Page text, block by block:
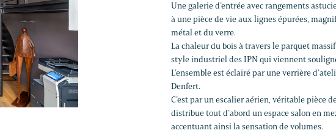
Une galerie d’entrée avec rangements
à une pièce de vie aux lignes épurées,
métal et du verre.
La chaleur du bois à travers le parquet
style industriel des IPN qui viennent
L’ensemble est éclairé par une verrière
Denfert.
C’est par un escalier aérien, véritable pièce
distribue tout d’abord un espace salon en
accentuant ainsi la sensation de volumes.